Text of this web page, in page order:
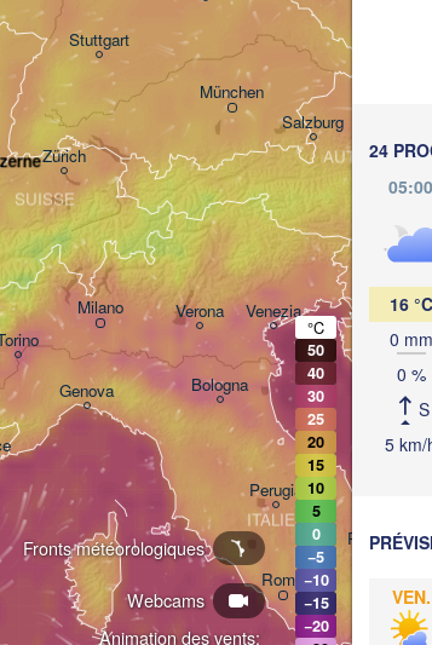
24
05:00
16 °C
0 mm
0 %
S
5 km/
VEN.
Animation des vents:
Webcams
Fronts météorologiques
Milano
Stuttgart
Genova
Verona
Zürich
SUISSE
Roma
München
Venezia
Ljubljana
Pescara
Perugia
Salzburg
Bologna
ITALIE
AUTRICHE
°C
50
40
30
25
20
15
10
5
0
−5
−10
−15
−20